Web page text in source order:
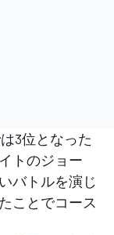
3位となった
トのジョー
バトルを演じ
ことでコース